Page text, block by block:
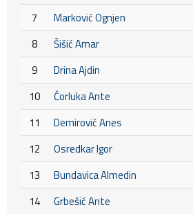
7
Marković Ognjen
8
Šišić Amar
9
Drina Ajdin
10
Ćorluka Ante
11
Demirović Anes
12
Osredkar Igor
13
Bundavica Almedin
14
Grbešić Ante